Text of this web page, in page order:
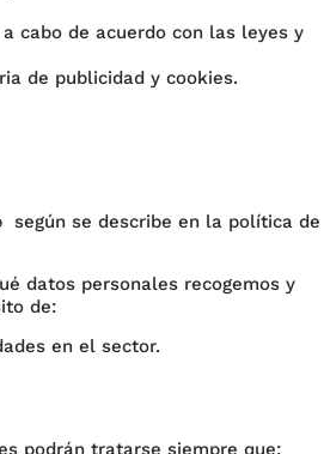
cabo de acuerdo con las leyes y
de publicidad y cookies.
se describe en la política de
datos personales recogemos y
de:
en el sector.